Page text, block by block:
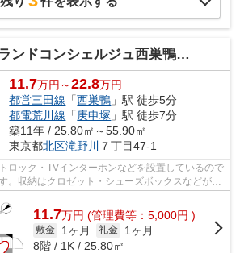
ンドコンシェルジュ西巣鴨アジールコート
11.7万円～22.8万円
都営三田線 「西巣鴨 」駅 徒歩5分
都電荒川線 「庚申塚 」駅 徒歩7分
築11年 / 25.80㎡～55.90㎡
東京都北区滝野川 ７丁目47-1
ロック・TVインターホンなどを設置しているので
。収納はクロゼット・シューズボックスなどが備
11.7万円 (管理費等：5,000円 )
敷金 1ヶ月 礼金
1ヶ月
8階 / 1K / 25.80㎡